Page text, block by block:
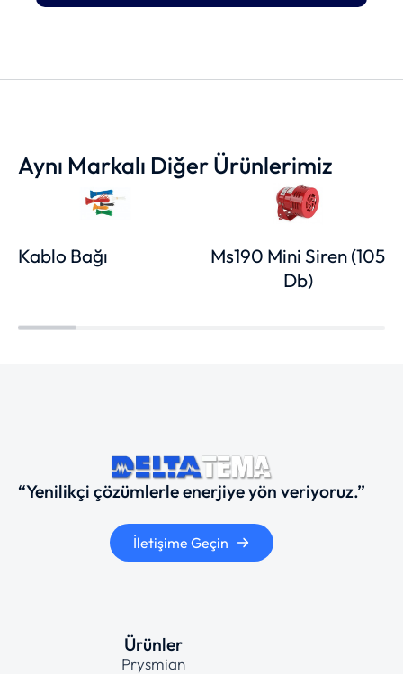
Aynı Markalı Diğer Ürünlerimiz
Kablo Bağı
Ms190 Mini Siren (105
Db)
“Yenilikçi çözümlerle enerjiye yön veriyoruz.”
İletişime Geçin
Ürünler
Prysmian